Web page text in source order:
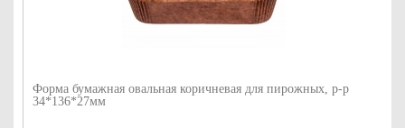
Форма бумажная овальная коричневая для пирожных, р-р
34*136*27мм